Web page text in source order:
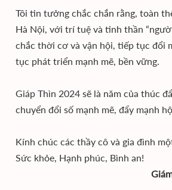
Tôi tin tưởng chắc chắn rằng, toàn
Hà Nội, với trí tuệ và tinh thần
chắc thời cơ và vận hội, tiếp tục đổi
tục phát triển mạnh mẽ, bền vững.
Giáp Thìn 2024 sẽ là năm của thúc
chuyển đổi số mạnh mẽ, đẩy mạnh
Kính chúc các thầy cô và gia đình
Sức khỏe, Hạnh phúc, Bình an!